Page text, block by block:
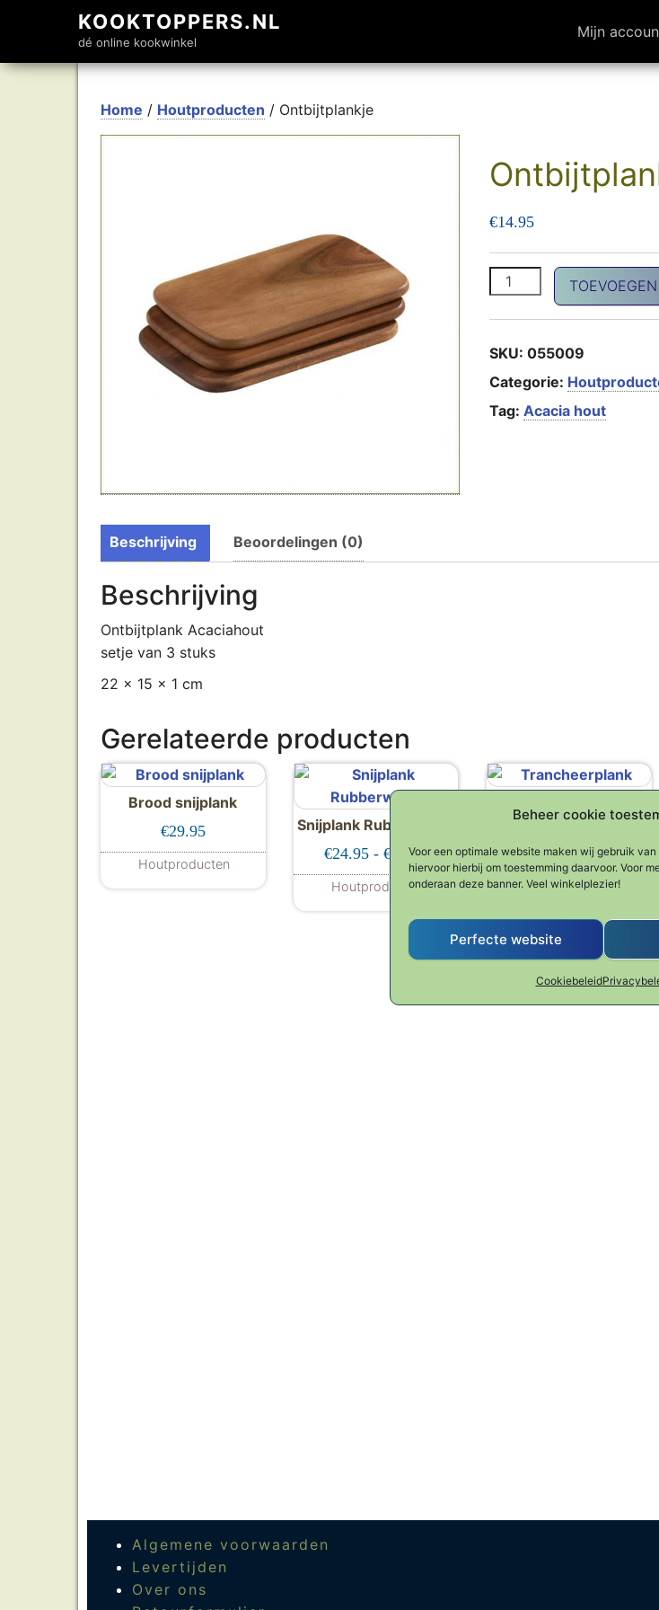
Beheer cookie
Voor een optimale website maken wij gebruik van
hiervoor hierbij om toestemming daarvoor. Voor
onderaan deze banner. Veel winkelplezier!
Perfecte website
Cookiebeleid
KOOKTOPPERS.NL
dé online kookwinkel
Mijn
Home / Houtproducten / Ontbijtplankje
€14.95
Ontbijtplankje aantal
SKU: 055009
Categorie:
Tag: Acacia hout
Beschrijving Beoordelingen (0)
Beschrijving
Ontbijtplank Acaciahout
setje van 3 stuks
22 x 15 x 1 cm
Gerelateerde producten
Brood snijplank
€29.95
Houtproducten
Snijplank Rubberwood
€24.95 - € 64.95Prijsklasse: €24.95 tot €64.95
Houtproducten
Dit product heeft meerdere variaties.
Houtproducten
Dit product
Algemene voorwaarden
Levertijden
Over ons